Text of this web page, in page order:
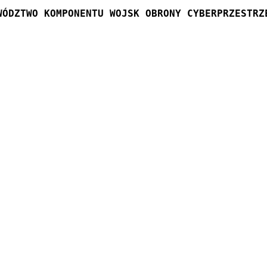
KOMPONENTU WOJSK OBRONY